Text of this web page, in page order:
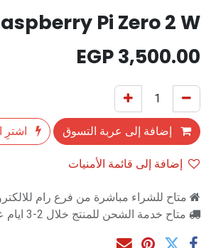
Pi Zero 2 W
3,500.00
إضافة إلى عربة التسوق
اشترِ
إضافة إلى قائمة الأمنيات
متاح للشراء مباشرة من فرع رام
متاح خدمة الشحن للمنتج خلال 2-3 ايام عمل